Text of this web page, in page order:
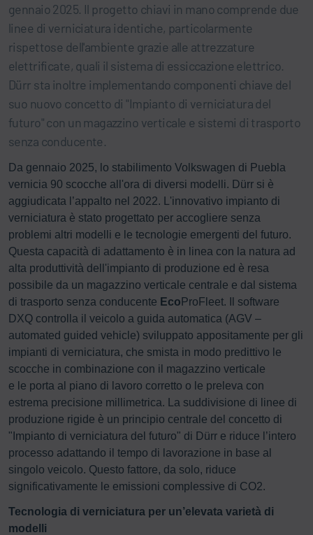
gennaio 2025. Il progetto chiavi in mano comprende due
linee di verniciatura identiche, particolarmente
rispettose dell'ambiente grazie alle attrezzature
elettrificate, quali il sistema di essiccazione elettrico.
Dürr sta inoltre implementando componenti chiave del
suo nuovo concetto di "Impianto di verniciatura del
futuro" con un magazzino verticale e sistemi di trasporto
senza conducente.
Da gennaio 2025, lo stabilimento Volkswagen di Puebla
vernicia 90 scocche all'ora di diversi modelli. Dürr si è
aggiudicata l’appalto nel 2022. L'innovativo impianto di
verniciatura è stato progettato per accogliere senza
problemi altri modelli e le tecnologie emergenti del futuro.
Questa capacità di adattamento è in linea con la natura ad
alta produttività dell'impianto di produzione ed è resa
possibile da un magazzino verticale centrale e dal sistema
di trasporto senza conducente Eco ProFleet. Il software
DXQ controlla il veicolo a guida automatica (AGV –
automated guided vehicle) sviluppato appositamente per gli
impianti di verniciatura, che smista in modo predittivo le
scocche in combinazione con il magazzino verticale
e le porta al piano di lavoro corretto o le preleva con
estrema precisione millimetrica. La suddivisione di linee di
produzione rigide è un principio centrale del concetto di
"Impianto di verniciatura del futuro" di Dürr e riduce l’intero
processo adattando il tempo di lavorazione in base al
singolo veicolo. Questo fattore, da solo, riduce
significativamente le emissioni complessive di CO2.
Tecnologia di verniciatura per un’elevata varietà di
modelli